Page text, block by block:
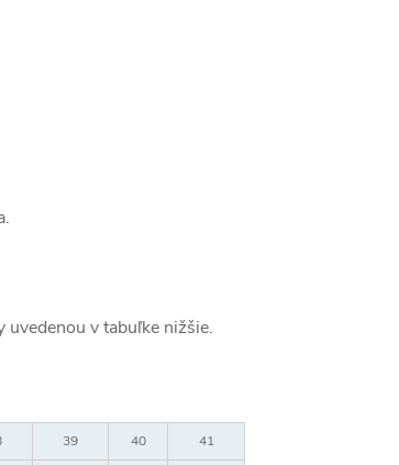
v tabuľke nižšie.
39 40 41